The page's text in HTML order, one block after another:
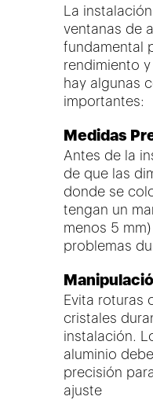
La
ventanas de
fundamental
rendimiento
hay algunas
importantes:
Medidas
Antes de la
de que las
donde se
tengan un
menos 5
problemas
Evita roturas
cristales
instalación.
aluminio
precisión
ajuste